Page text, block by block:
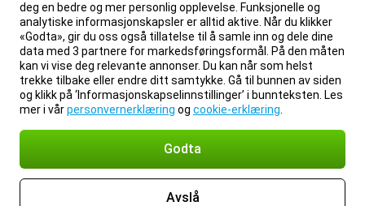
deg en bedre og mer personlig opplevelse. Funksjonelle og
analytiske informasjonskapsler er alltid aktive. Når du klikker
«Godta», gir du oss også tillatelse til å samle inn og dele dine
data med 3 partnere for markedsføringsformål. På den måten
kan vi vise deg relevante annonser. Du kan når som helst
trekke tilbake eller endre ditt samtykke. Gå til bunnen av siden
og klikk på ‘Informasjonskapselinnstillinger’ i bunnteksten. Les
mer i vårpersonvernerklæring og cookie-erklæring
Godta
Avslå